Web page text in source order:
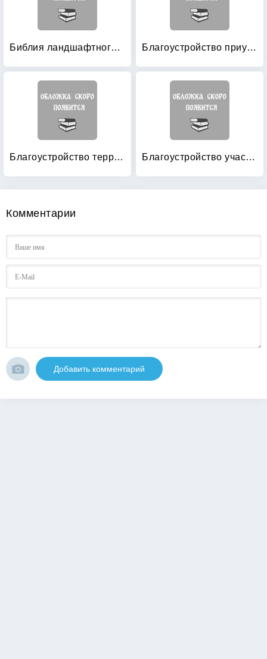
Библия ландшафтного дизайна Благоустройство приусадебного участка
Благоустройство территории вокруг коттеджа Благоустройство участка от ландшафтного дизайна до садовых построек: Большая энциклопедия
Комментарии